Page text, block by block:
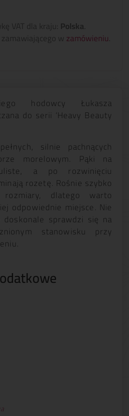
VAT dla kraju: Polska
wzamówieniu
hodowcy Łukasza
do serii ‘Heavy Beauty
silnie pachnących
morelowym. Pąki na
a po rozwinięciu
rozetę. Rośnie szybko
dlatego warto
odpowiednie miejsce. Nie
doskonale sprawdzi się na
stanowisku przy